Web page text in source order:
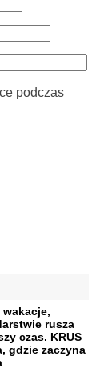
podczas
wakacje,
rusza
czas. KRUS
gdzie zaczyna